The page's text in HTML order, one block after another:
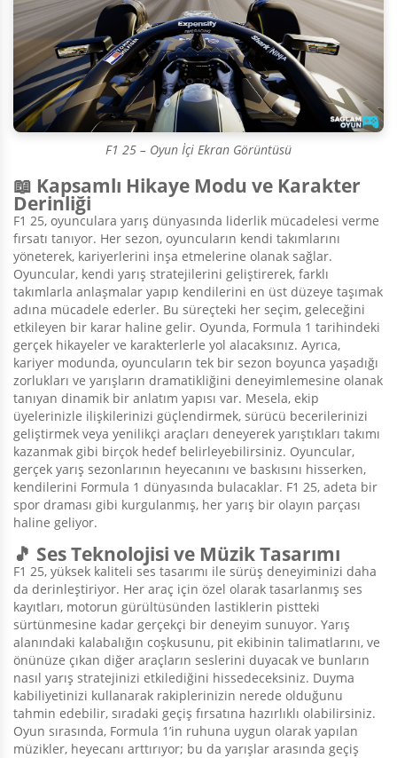
F1 25 – Oyun İçi Ekran Görüntüsü
📖 Kapsamlı Hikaye Modu ve Karakter
Derinliği
F1 25, oyunculara yarış dünyasında liderlik mücadelesi verme
fırsatı tanıyor. Her sezon, oyuncuların kendi takımlarını
yöneterek, kariyerlerini inşa etmelerine olanak sağlar.
Oyuncular, kendi yarış stratejilerini geliştirerek, farklı
takımlarla anlaşmalar yapıp kendilerini en üst düzeye taşımak
adına mücadele ederler. Bu süreçteki her seçim, geleceğini
etkileyen bir karar haline gelir. Oyunda, Formula 1 tarihindeki
gerçek hikayeler ve karakterlerle yol alacaksınız. Ayrıca,
kariyer modunda, oyuncuların tek bir sezon boyunca yaşadığı
zorlukları ve yarışların dramatikliğini deneyimlemesine olanak
tanıyan dinamik bir anlatım yapısı var. Mesela, ekip
üyelerinizle ilişkilerinizi güçlendirmek, sürücü becerilerinizi
geliştirmek veya yenilikçi araçları deneyerek yarıştıkları takımı
kazanmak gibi birçok hedef belirleyebilirsiniz. Oyuncular,
gerçek yarış sezonlarının heyecanını ve baskısını hisserken,
kendilerini Formula 1 dünyasında bulacaklar. F1 25, adeta bir
spor draması gibi kurgulanmış, her yarış bir olayın parçası
haline geliyor.
🎵 Ses Teknolojisi ve Müzik Tasarımı
F1 25, yüksek kaliteli ses tasarımı ile sürüş deneyiminizi daha
da derinleştiriyor. Her araç için özel olarak tasarlanmış ses
kayıtları, motorun gürültüsünden lastiklerin pistteki
sürtünmesine kadar gerçekçi bir deneyim sunuyor. Yarış
alanındaki kalabalığın coşkusunu, pit ekibinin talimatlarını, ve
önünüze çıkan diğer araçların seslerini duyacak ve bunların
nasıl yarış stratejinizi etkilediğini hissedeceksiniz. Duyma
kabiliyetinizi kullanarak rakiplerinizin nerede olduğunu
tahmin edebilir, sıradaki geçiş fırsatına hazırlıklı olabilirsiniz.
Oyun sırasında, Formula 1’in ruhuna uygun olarak yapılan
müzikler, heyecanı arttırıyor; bu da yarışlar arasında geçiş